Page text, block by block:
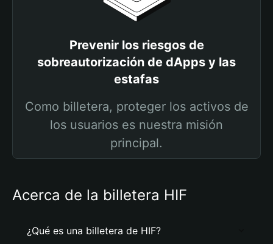
Prevenir los riesgos de
sobreautorización de dApps y las
estafas
Como billetera, proteger los activos de
los usuarios es nuestra misión
principal.
Acerca de la billetera HIF
¿Qué es una billetera de HIF?